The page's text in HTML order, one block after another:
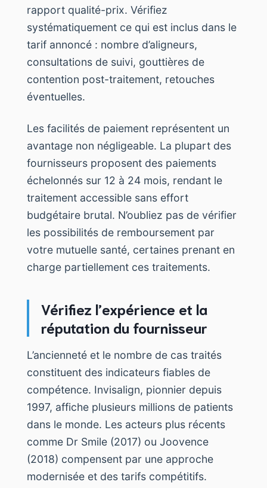
rapport qualité-prix. Vérifiez
systématiquement ce qui est inclus dans le
tarif annoncé : nombre d’aligneurs,
consultations de suivi, gouttières de
contention post-traitement, retouches
éventuelles.
Les facilités de paiement représentent un
avantage non négligeable. La plupart des
fournisseurs proposent des paiements
échelonnés sur 12 à 24 mois, rendant le
traitement accessible sans effort
budgétaire brutal. N’oubliez pas de vérifier
les possibilités de remboursement par
votre mutuelle santé, certaines prenant en
charge partiellement ces traitements.
Vérifiez l’expérience et la
réputation du fournisseur
L’ancienneté et le nombre de cas traités
constituent des indicateurs fiables de
compétence. Invisalign, pionnier depuis
1997, affiche plusieurs millions de patients
dans le monde. Les acteurs plus récents
comme Dr Smile (2017) ou Joovence
(2018) compensent par une approche
modernisée et des tarifs compétitifs.